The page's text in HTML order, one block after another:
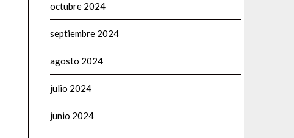
octubre 2024
septiembre 2024
agosto 2024
julio 2024
junio 2024